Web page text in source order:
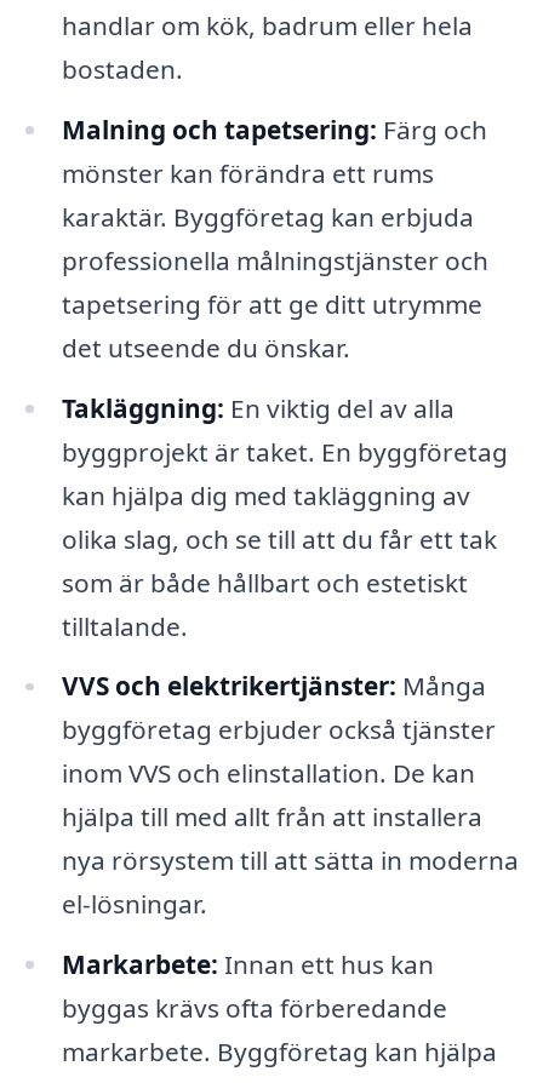
handlar om kök, badrum eller hela
bostaden.
Malning och tapetsering: Färg och
mönster kan förändra ett rums
karaktär. Byggföretag kan erbjuda
professionella målningstjänster och
tapetsering för att ge ditt utrymme
det utseende du önskar.
Takläggning: En viktig del av alla
byggprojekt är taket. En byggföretag
kan hjälpa dig med takläggning av
olika slag, och se till att du får ett tak
som är både hållbart och estetiskt
tilltalande.
VVS och elektrikertjänster: Många
byggföretag erbjuder också tjänster
inom VVS och elinstallation. De kan
hjälpa till med allt från att installera
nya rörsystem till att sätta in moderna
el-lösningar.
Markarbete: Innan ett hus kan
byggas krävs ofta förberedande
markarbete. Byggföretag kan hjälpa